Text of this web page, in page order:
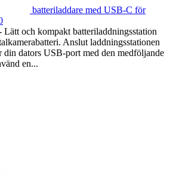
batteriladdare med USB-C för
Lätt och kompakt batteriladdningsstation
Anslut laddningsstationen
dators USB-port med den medföljande
en...